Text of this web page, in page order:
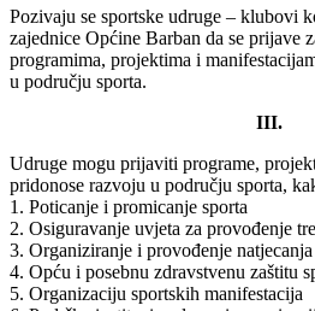
Pozivaju se sportske udruge – klubovi
zajednice Općine Barban da se prijave
programima, projektima i
u području sporta.
III.
Udruge mogu prijaviti programe,
pridonose razvoju u području sporta,
1. Poticanje i promicanje sporta
2. Osiguravanje uvjeta za provođenje
3. Organiziranje i provođenje natjecanja
4. Opću i posebnu zdravstvenu zaštitu
5. Organizaciju sportskih manifestacija